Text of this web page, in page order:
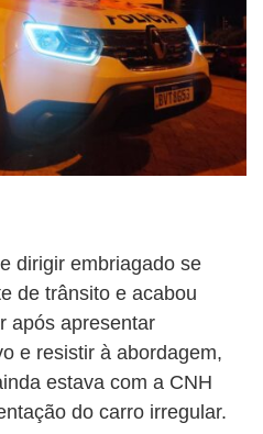
dirigir embriagado se
de trânsito e acabou
após apresentar
e resistir à abordagem,
estava com a CNH
do carro irregular.